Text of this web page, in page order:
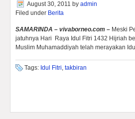
August 30, 2011 by admin
Filed under Berita
SAMARINDA – vivaborneo.com – Meski
jatuhnya Hari Raya Idul Fitri 1432 Hijriah
Muslim Muhamaddiyah telah merayakan
Tags: Idul Fitri, takbiran